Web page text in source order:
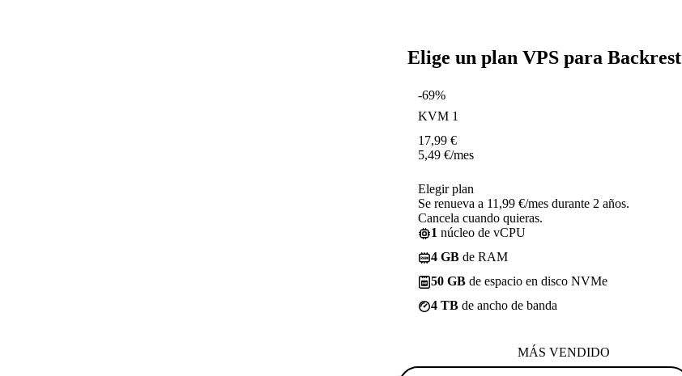
Elige un plan VPS para Backrest
-69%
KVM 1
17,99 €
5,49 €/mes
Elegir plan
Se renueva a 11,99 €/mes durante 2 años.
Cancela cuando quieras.
1 núcleo de vCPU
4 GB de RAM
50 GB de espacio en disco NVMe
4 TB de ancho de banda
MÁS VENDIDO